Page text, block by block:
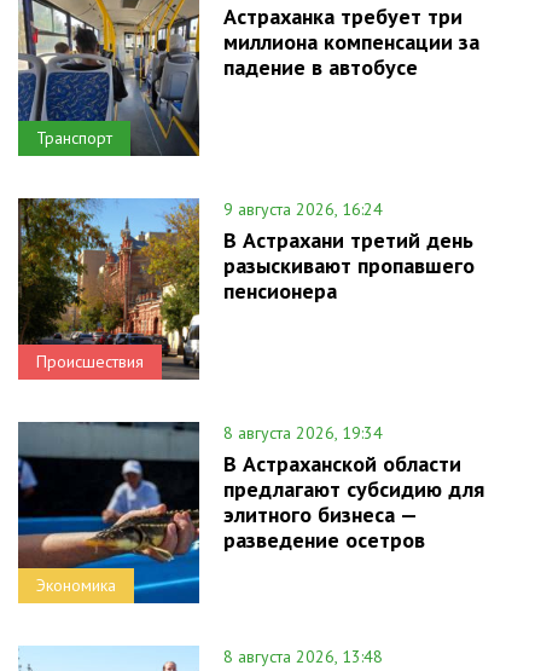
Транспорт
Астраханка требует три
миллиона компенсации за
падение в автобусе
Происшествия
9 августа 2026, 16:24
В Астрахани третий день
разыскивают пропавшего
пенсионера
Экономика
8 августа 2026, 19:34
В Астраханской области
предлагают субсидию для
элитного бизнеса —
разведение осетров
8 августа 2026, 13:48